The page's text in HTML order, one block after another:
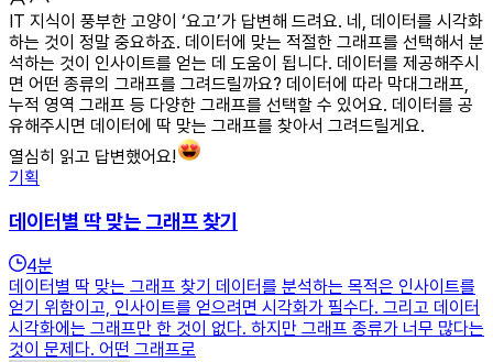
IT 지식이 풍부한 고양이 ‘요고’가 답변해 드려요. 네, 데이터를 시각화
하는 것이 정말 중요하죠. 데이터에 맞는 적절한 그래프를 선택해서 분
석하는 것이 인사이트를 얻는 데 도움이 됩니다. 데이터를 제공해주시
면 어떤 종류의 그래프를 그려드릴까요? 데이터에 따라 막대그래프,
누적 영역 그래프 등 다양한 그래프를 선택할 수 있어요. 데이터를 공
유해주시면 데이터에 딱 맞는 그래프를 찾아서 그려드릴게요.
열심히 읽고 답변했어요!
기획
데이터별 딱 맞는 그래프 찾기
4분
데이터별 딱 맞는 그래프 찾기 데이터를 분석하는 목적은 인사이트를
얻기 위함이고, 인사이트를 얻으려면 시각화가 필수다. 그리고 데이터
시각화에는 그래프만 한 것이 없다. 하지만 그래프 종류가 너무 많다는
것이 문제다. 어떤 그래프로